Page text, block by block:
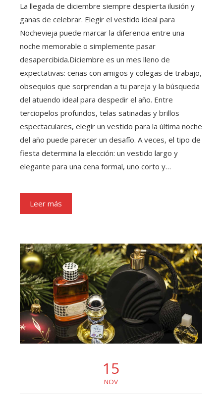
La llegada de diciembre siempre despierta ilusión y
ganas de celebrar. Elegir el vestido ideal para
Nochevieja puede marcar la diferencia entre una
noche memorable o simplemente pasar
desapercibida.Diciembre es un mes lleno de
expectativas: cenas con amigos y colegas de trabajo,
obsequios que sorprendan a tu pareja y la búsqueda
del atuendo ideal para despedir el año. Entre
terciopelos profundos, telas satinadas y brillos
espectaculares, elegir un vestido para la última noche
del año puede parecer un desafío. A veces, el tipo de
fiesta determina la elección: un vestido largo y
elegante para una cena formal, uno corto y…
Leer más
15
NOV